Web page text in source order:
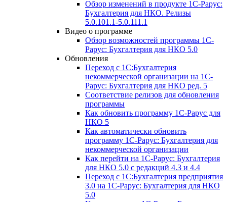
Обзор изменений в продукте 1С-Рарус:
Бухгалтерия для НКО. Релизы
5.0.101.1-5.0.111.1
Видео о программе
Обзор возможностей программы 1С-
Рарус: Бухгалтерия для НКО 5.0
Обновления
Переход с 1С:Бухгалтерия
некоммерческой организации на 1С-
Рарус: Бухгалтерия для НКО ред. 5
Соответствие релизов для обновления
программы
Как обновить программу 1С-Рарус для
НКО 5
Как автоматически обновить
программу 1С-Рарус: Бухгалтерия для
некоммерческой организации
Как перейти на 1С-Рарус: Бухгалтерия
для НКО 5.0 с редакций 4.3 и 4.4
Переход с 1С:Бухгалтерия предприятия
3.0 на 1С-Рарус: Бухгалтерия для НКО
5.0